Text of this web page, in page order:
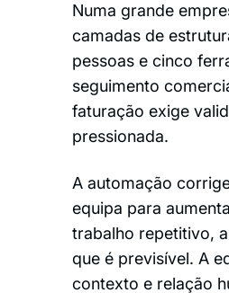
Numa grande
camadas de
pessoas e cinco
seguimento
faturação exige
pressionada.
A automação
equipa para
trabalho repetitivo,
que é previsível. A
contexto e relação